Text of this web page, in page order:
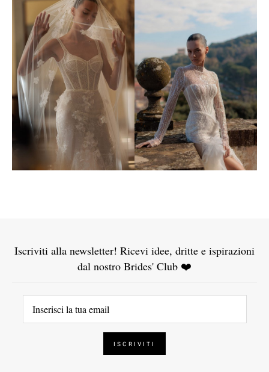
Iscriviti alla newsletter! Ricevi idee, dritte e ispirazioni
dal nostro Brides' Club ❤️